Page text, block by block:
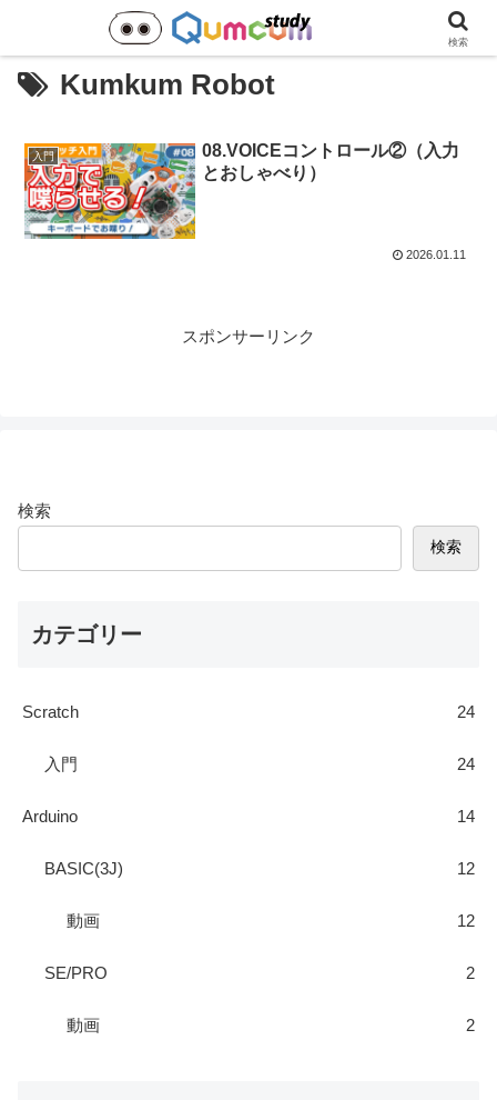
Kumkum Robot
入門
08.VOICEコントロール②（入力
とおしゃべり）
2026.01.11
スポンサーリンク
検索
検索
カテゴリー
Scratch 24
入門 24
Arduino 14
BASIC(3J) 12
動画 12
SE/PRO 2
動画 2
検索